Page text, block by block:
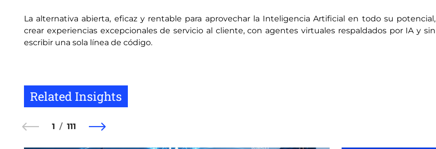
La alternativa abierta, eficaz y rentable para aprovechar la Inteligencia Artificial en todo su potencial,
crear experiencias excepcionales de servicio al cliente, con agentes virtuales respaldados por IA y sin
escribir una sola línea de código.
Related Insights
1 111